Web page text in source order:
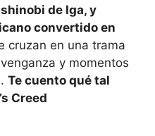
de Iga, y
convertido en
cruzan en una trama
y momentos
Te cuento qué tal
Creed